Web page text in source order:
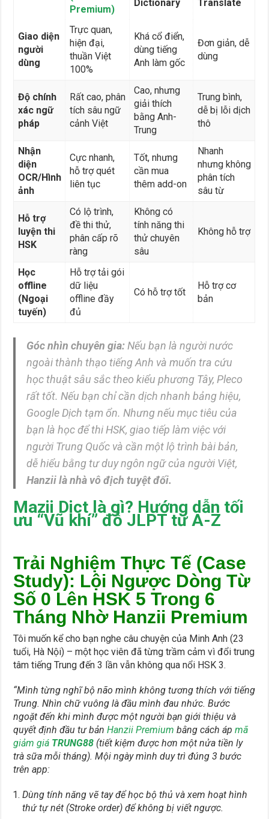
Premium)
Dictionary
Translate
Giao diện
người
dùng
Trực quan,
hiện đại,
thuần Việt
100%
Khá cổ điển,
dùng tiếng
Anh làm gốc
Đơn giản, dễ
dùng
Độ chính
xác ngữ
pháp
Rất cao, phân
tích sâu ngữ
cảnh Việt
Cao, nhưng
giải thích
bằng Anh-
Trung
Trung bình,
dễ bị lỗi dịch
thô
Nhận
diện
OCR/Hình
ảnh
Cực nhanh,
hỗ trợ quét
liên tục
Tốt, nhưng
cần mua
thêm add-on
Nhanh
nhưng không
phân tích
sâu từ
Hỗ trợ
luyện thi
HSK
Có lộ trình,
đề thi thử,
phân cấp rõ
ràng
Không có
tính năng thi
thử chuyên
sâu
Không hỗ trợ
Học
offline
(Ngoại
tuyến)
Hỗ trợ tải gói
dữ liệu
offline đầy
đủ
Có hỗ trợ tốt
Hỗ trợ cơ
bản
Góc nhìn chuyên gia:Nếu bạn là người nước
ngoài thành thạo tiếng Anh và muốn tra cứu
học thuật sâu sắc theo kiểu phương Tây, Pleco
rất tốt. Nếu bạn chỉ cần dịch nhanh bảng hiệu,
Google Dịch tạm ổn. Nhưng nếu mục tiêu của
bạn là học để thi HSK, giao tiếp làm việc với
người Trung Quốc và cần một lộ trình bài bản,
dễ hiểu bằng tư duy ngôn ngữ của người Việt,
Hanzii là nhà vô địch tuyệt đối.
Mazii Dict là gì? Hướng dẫn tối
ưu “Vũ khí” đỗ JLPT từ A-Z
Trải Nghiệm Thực Tế (Case
Study): Lội Ngược Dòng Từ
Số 0 Lên HSK 5 Trong 6
Tháng Nhờ Hanzii Premium
Tôi muốn kể cho bạn nghe câu chuyện của Minh Anh (23
tuổi, Hà Nội) – một học viên đã từng trầm cảm vì đổi trung
tâm tiếng Trung đến 3 lần vẫn không qua nổi HSK 3.
“Mình từng nghĩ bộ não mình không tương thích với tiếng
Trung. Nhìn chữ vuông là đầu mình đau nhức. Bước
ngoặt đến khi mình được một người bạn giới thiệu và
quyết định đầu tư bảnHanzii Premium bằng cách ápmã
giảm giá TRUNG88 (tiết kiệm được hơn một nửa tiền ly
trà sữa mỗi tháng). Mội ngày mình duy trì đúng 3 bước
trên app:
Dùng tính năng vẽ tay để học bộ thủ và xem hoạt hình
thứ tự nét (Stroke order) để không bị viết ngược.